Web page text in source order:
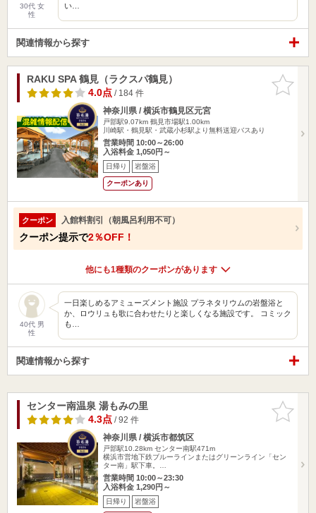
30代 女
性
い…
関連情報から探す
お気に入
りに追加
RAKU SPA 鶴見（ラクスパ鶴見）
4.0点/ 184 件
神奈川県 / 横浜市鶴見区元宮
戸部駅9.07km 鶴見市場駅1.00km
川崎駅・鶴見駅・武蔵小杉駅より無料送迎バスあり
営業時間 10:00～26:00
入浴料金 1,050円～
日帰り 岩盤浴
クーポンあり
クーポン 入館料割引（朝風呂利用不可）
クーポン提示で2％OFF！
他にも1種類のクーポンがあります
40代 男
性
一日楽しめるアミューズメント施設 プラネタリウムの岩盤浴と
か、ロウリュも歌に合わせたりと楽しくなる施設です。 コミック
も…
関連情報から探す
お気に入
りに追加
センター南温泉 湯もみの里
4.3点/ 92 件
神奈川県 / 横浜市都筑区
戸部駅10.28km センター南駅471m
横浜市営地下鉄ブルーラインまたはグリーンライン「セン
ター南」駅下車。…
営業時間 10:00～23:30
入浴料金 1,290円～
日帰り 岩盤浴